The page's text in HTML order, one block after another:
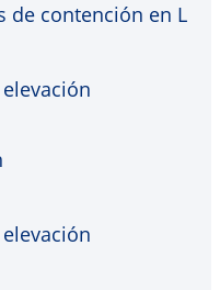
de contención en L